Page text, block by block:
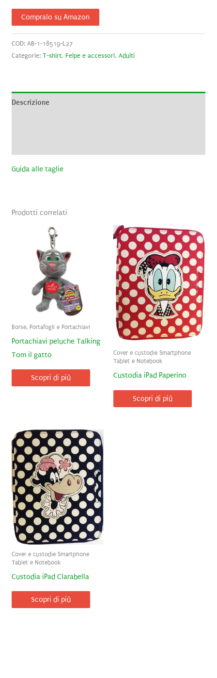
Compralo su Amazon
COD: AB-1-18519-L27
Categorie: T-shirt, Felpe e accessori, Adulti
Descrizione
Guida alle taglie
Prodotti correlati
Borse, Portafogli e Portachiavi
Portachiavi peluche Talking
Tom il gatto
Scopri di più
Cover e custodie Smartphone
Tablet e Notebook
Custodia iPad Paperino
Scopri di più
Cover e custodie Smartphone
Tablet e Notebook
Custodia iPad Clarabella
Scopri di più